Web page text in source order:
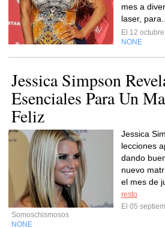
mes a
laser,
El 12
NONE
Jessica Simpson
Esenciales Para Un
Feliz
Jessica
lecciones
dando
nuevo
el mes de
resto
El 05
Somoschismosos
NONE